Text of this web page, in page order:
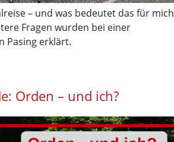
– und was bedeutet das für mich
Fragen wurden bei einer
Pasing erklärt.
Orden – und ich?